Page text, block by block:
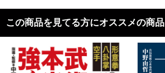
この商品を見てる方にオススメの商品